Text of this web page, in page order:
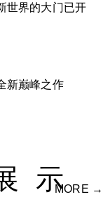
世界的大门已开
新巅峰之作
示
MORE →